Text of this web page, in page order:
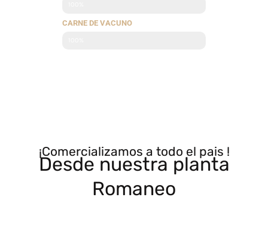
CARNE DE VACUNO
¡Comercializamos a todo el pais !
Desde nuestra planta
Romaneo